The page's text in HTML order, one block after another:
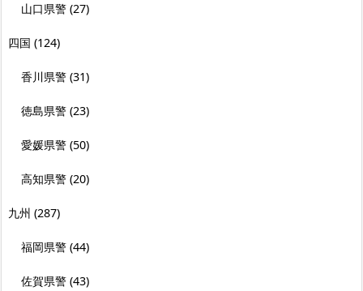
山口県警 (27)
四国 (124)
香川県警 (31)
徳島県警 (23)
愛媛県警 (50)
高知県警 (20)
九州 (287)
福岡県警 (44)
佐賀県警 (43)